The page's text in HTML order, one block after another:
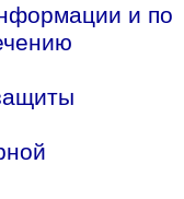
и по